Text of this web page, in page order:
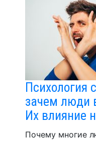
Психология
зачем люди
Их влияние
Почему многие